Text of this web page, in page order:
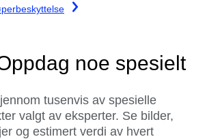
noe spesielt
tusenvis av spesielle
valgt av eksperter. Se bilder,
og estimert verdi av hvert